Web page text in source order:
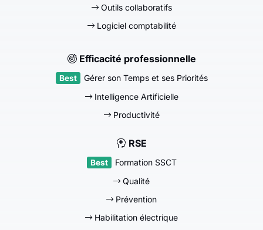
Outils collaboratifs
Logiciel comptabilité
Efficacité professionnelle
Gérer son Temps et ses Priorités
Intelligence Artificielle
Productivité
RSE
Formation SSCT
Qualité
Prévention
Habilitation électrique